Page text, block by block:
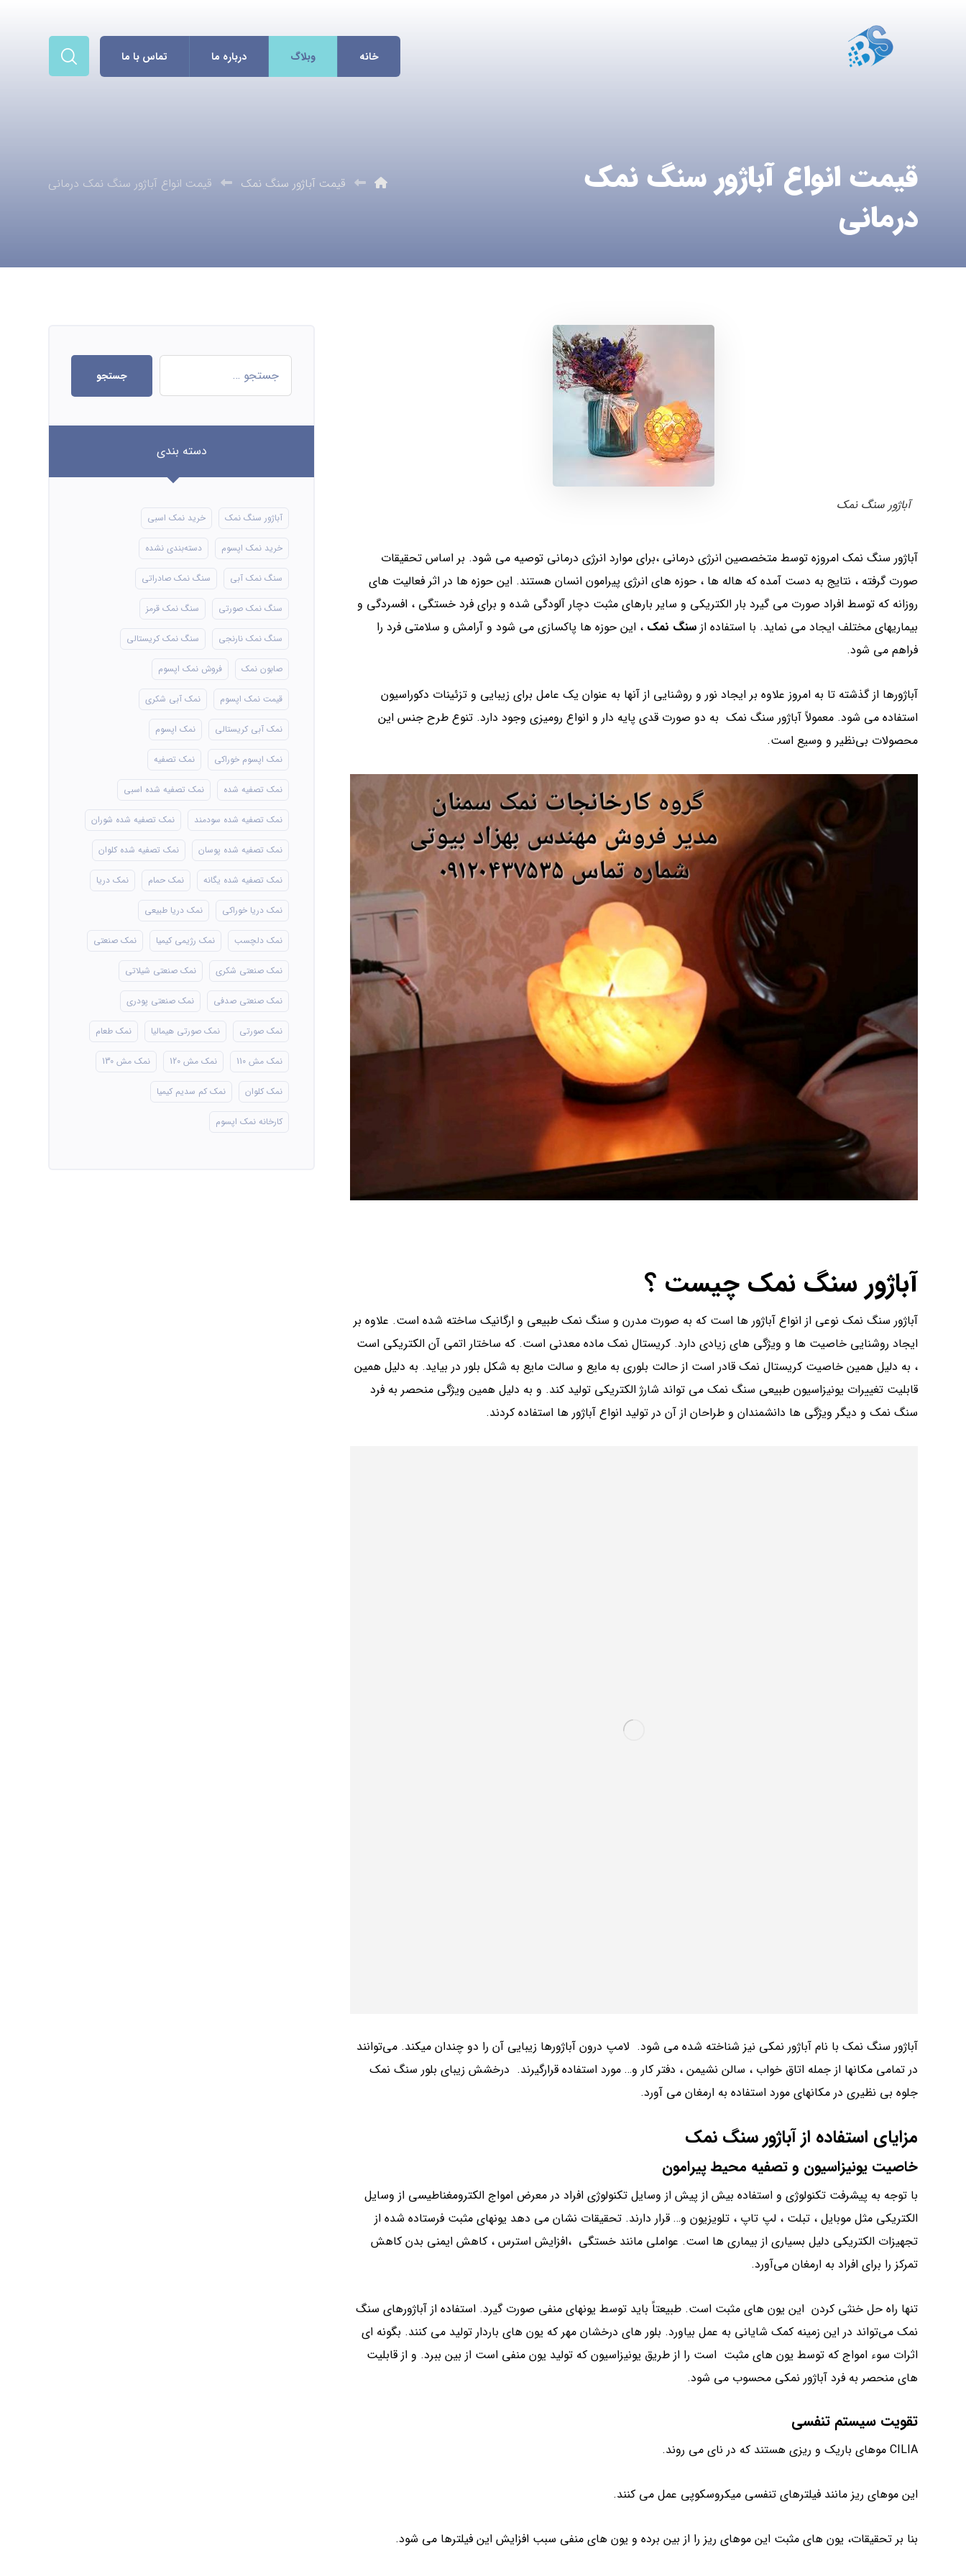
خانه وبلاگ درباره ما تماس با ما
قیمت انواع آباژور سنگ نمک
درمانی
قیمت آباژور سنگ نمک قیمت انواع آباژور سنگ نمک درمانی
آباژور سنگ نمک
آباژور سنگ نمک امروزه توسط متخصصین انرژی درمانی ،برای موارد انرژی درمانی توصیه می شود. بر اساس تحقیقات
صورت گرفته ، نتایج به دست آمده که هاله ها ، حوزه های انرژی پیرامون انسان هستند. این حوزه ها در اثر فعالیت های
روزانه که توسط افراد صورت می گیرد بار الکتریکی و سایر بارهای مثبت دچار آلودگی شده و برای فرد خستگی ، افسردگی و
بیماریهای مختلف ایجاد می نماید. با استفاده ازسنگ نمک ، این حوزه ها پاکسازی می شود و آرامش و سلامتی فرد را
فراهم می‌ شود.
آباژورها از گذشته تا به امروز علاوه بر ایجاد نور و روشنایی از آنها به عنوان یک عامل برای زیبایی و تزئینات دکوراسیون
استفاده می شود. معمولاً آباژور سنگ نمک به دو صورت قدی پایه دار و انواع رومیزی وجود دارد. تنوع طرح جنس این
محصولات بی‌نظیر و وسیع است.
آباژور سنگ نمک چیست ؟
آباژور سنگ نمک نوعی از انواع آباژور ها است که به صورت مدرن و سنگ نمک طبیعی و ارگانیک ساخته شده است. علاوه بر
ایجاد روشنایی خاصیت ها و ویژگی های زیادی دارد. کریستال نمک ماده معدنی است. که ساختار اتمی آن الکتریکی است
، به دلیل همین خاصیت کریستال نمک قادر است از حالت بلوری به مایع و سالت مایع به شکل بلور در بیاید. به دلیل همین
قابلیت تغییرات یونیزاسیون طبیعی سنگ نمک می تواند شارژ الکتریکی تولید کند. و به دلیل همین ویژگی منحصر به فرد
سنگ نمک و دیگر ویژگی ها دانشمندان و طراحان از آن در تولید انواع آباژور ها استفاده کردند.
آباژور سنگ نمک با نام آباژور نمکی نیز شناخته شده می شود. لامپ درون آباژورها زیبایی آن را دو چندان میکند. می‌توانند
در تمامی مکانها از جمله اتاق خواب ، سالن نشیمن ، دفتر کار و… مورد استفاده قرارگیرند. درخشش زیبای بلور سنگ نمک
جلوه بی نظیری در مکانهای مورد استفاده به ارمغان می آورد.
مزایای استفاده ازآباژور سنگ نمک
خاصیت یونیزاسیون و تصفیه محیط پیرامون
با توجه به پیشرفت تکنولوژی و استفاده بیش از پیش از وسایل تکنولوژی افراد در معرض امواج الکترومغناطیسی از وسایل
الکتریکی مثل موبایل ، تبلت ، لپ تاپ ، تلویزیون و… قرار دارند. تحقیقات نشان می دهد یونهای مثبت فرستاده شده از
تجهیزات الکتریکی دلیل بسیاری از بیماری ها است. عواملی مانند خستگی ،افزایش استرس ، کاهش ایمنی بدن کاهش
تمرکز را برای افراد به ارمغان می‌آورد.
تنها راه حل خنثی کردن این یون های مثبت است. طبیعتاً باید توسط یونهای منفی صورت گیرد. استفاده از آباژورهای سنگ
نمک می‌تواند در این زمینه کمک شایانی به عمل بیاورد. بلور های درخشان مهر که یون های باردار تولید می کنند. بگونه ای
اثرات سوء امواج که توسط یون های مثبت است را از طریق یونیزاسیون که تولید یون منفی است از بین ببرد. و از قابلیت
های منحصر به فرد آباژور نمکی محسوب می شود.
تقویت سیستم تنفسی
CILIA موهای باریک و ریزی هستند که در نای می روند.
این موهای ریز مانند فیلترهای تنفسی میکروسکوپی عمل می کنند.
بنا بر تحقیقات، یون های مثبت این موهای ریز را از بین برده و یون های منفی سبب افزایش این فیلترها می شود.
جستجو
دسته بندی
آباژور سنگ نمک خرید نمک اسبی
خرید نمک اپسوم دسته‌بندی نشده
سنگ نمک آبی سنگ نمک صادراتی
سنگ نمک صورتی سنگ نمک قرمز
سنگ نمک نارنجی سنگ نمک کریستالی
صابون نمک فروش نمک اپسوم
قیمت نمک اپسوم نمک آبی شکری
نمک آبی کریستالی نمک اپسوم
نمک اپسوم خوراکی نمک تصفیه
نمک تصفیه شده نمک تصفیه شده اسبی
نمک تصفیه شده سودمند نمک تصفیه شده شوران
نمک تصفیه شده پوسان نمک تصفیه شده کلوان
نمک تصفیه شده یگانه نمک حمام نمک دریا
نمک دریا خوراکی نمک دریا طبیعی
نمک دلچسب نمک رژیمی کیمیا نمک صنعتی
نمک صنعتی شکری نمک صنعتی شیلاتی
نمک صنعتی صدفی نمک صنعتی پودری
نمک صورتی نمک صورتی هیمالیا نمک طعام
نمک مش 110 نمک مش 120 نمک مش 130
نمک کلوان نمک کم سدیم کیمیا
کارخانه نمک اپسوم